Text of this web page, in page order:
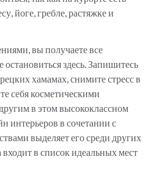
йоге, гребле, растяжке и
вы получаете все
остановиться здесь. Запишитесь
хамамах, снимите стресс в
себя косметическими
в этом высококлассном
интерьеров в сочетании с
выделяет его среди других
входит в список идеальных мест